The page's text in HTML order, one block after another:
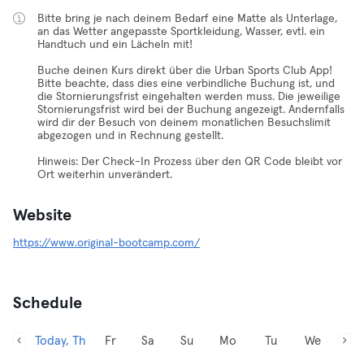
Bitte bring je nach deinem Bedarf eine Matte als Unterlage,
an das Wetter angepasste Sportkleidung, Wasser, evtl. ein
Handtuch und ein Lächeln mit!
Buche deinen Kurs direkt über die Urban Sports Club App!
Bitte beachte, dass dies eine verbindliche Buchung ist, und
die Stornierungsfrist eingehalten werden muss. Die jeweilige
Stornierungsfrist wird bei der Buchung angezeigt. Andernfalls
wird dir der Besuch von deinem monatlichen Besuchslimit
abgezogen und in Rechnung gestellt.
Hinweis: Der Check-In Prozess über den QR Code bleibt vor
Ort weiterhin unverändert.
Website
https://www.original-bootcamp.com/
Schedule
Today, Th Fr Sa Su Mo Tu We